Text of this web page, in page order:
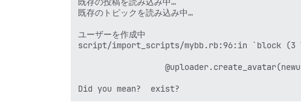
既存のトピックを読み込み中…
ユーザーを作成中
script/import_scripts/mybb.rb:96:in `block (3